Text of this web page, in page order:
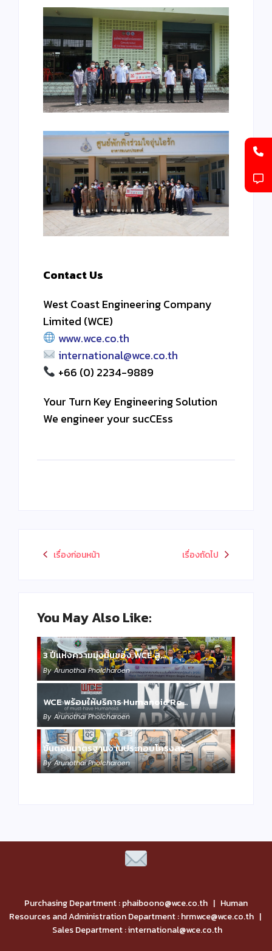
Contact Us
West Coast Engineering Company
Limited (WCE)
www.wce.co.th
international@wce.co.th
+66 (0) 2234-9889
Your Turn Key Engineering Solution
We engineer your sucCEss
เรื่องก่อนหน้า เรื่องถัดไป
You May Also Like:
3 ปีแห่งความมุ่งมั่นของ WCE สู…
By Arunothai Pholcharoen
WCE พร้อมให้บริการ Humanoid Ro…
By Arunothai Pholcharoen
ขั้นตอนมาตรฐานงานประกอบโครงสร้…
By Arunothai Pholcharoen
Purchasing Department : phaiboono@wce.co.th | Human
Resources and Administration Department : hrmwce@wce.co.th |
Sales Department : international@wce.co.th